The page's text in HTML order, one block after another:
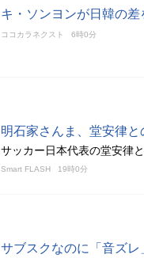
キ・ソンヨンが日韓の差
ココカラネクスト 6時0分
明石家さんま、堂安律
サッカー日本代表の堂安律
Smart FLASH 19時0分
サブスクなのに「音ズ